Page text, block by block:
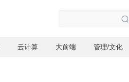

云计算 大前端 管理/文化